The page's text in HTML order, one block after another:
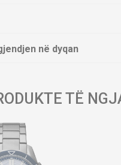
në dyqan
TË